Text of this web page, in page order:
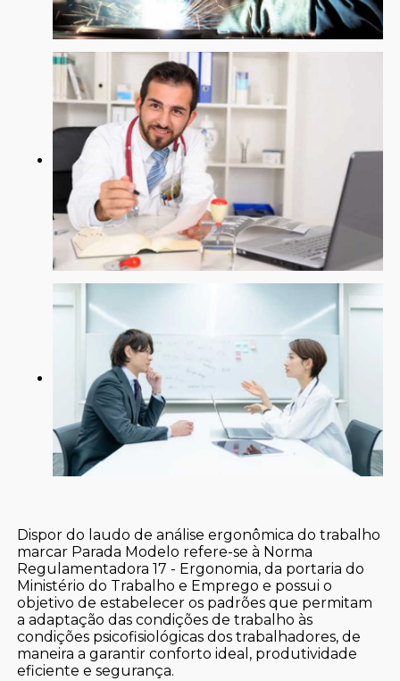
Dispor do laudo de análise ergonômica do trabalho
marcar Parada Modelo refere-se à Norma
Regulamentadora 17 - Ergonomia, da portaria do
Ministério do Trabalho e Emprego e possui o
objetivo de estabelecer os padrões que permitam
a adaptação das condições de trabalho às
condições psicofisiológicas dos trabalhadores, de
maneira a garantir conforto ideal, produtividade
eficiente e segurança.